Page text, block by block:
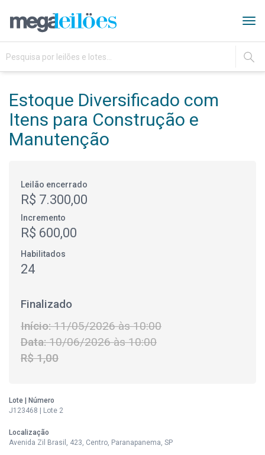
IR
Estoque Diversificado com
Itens para Construção e
Manutenção
Leilão encerrado
R$ 7.300,00
Incremento
R$ 600,00
Habilitados
24
Finalizado
Início:11/05/2026 às 10:00
Data:10/06/2026 às 10:00
R$ 1,00
Lote | Número
J123468 | Lote 2
Localização
Avenida Zil Brasil, 423, Centro, Paranapanema, SP